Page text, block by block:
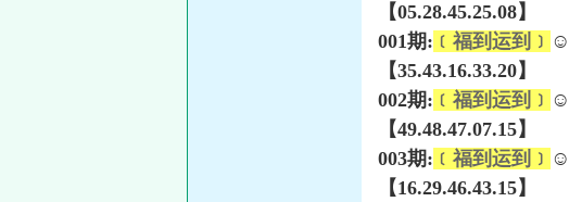
【05.28.45.25.08】
001期: ﹝福到运到﹞ ☺
【35.43.16.33.20】
002期: ﹝福到运到﹞ ☺
【49.48.47.07.15】
003期: ﹝福到运到﹞ ☺
【16.29.46.43.15】